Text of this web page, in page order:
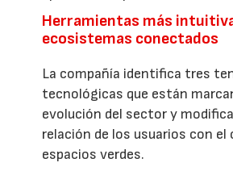
Herramientas más
ecosistemas conectados
La compañía identifica tres
tecnológicas que están
evolución del sector y
relación de los usuarios con el
espacios verdes.